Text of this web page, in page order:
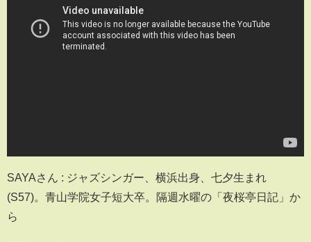
SAYAさん : ジャズシンガー、横浜出身、七夕生まれ
(S57)。青山学院女子短大卒。隔週水曜の「夜桜亭日記」か
ら